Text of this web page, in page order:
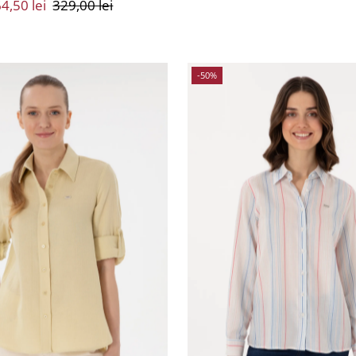
lei Preț
329,00 lei
-50%